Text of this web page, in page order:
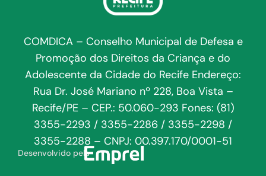
COMDICA – Conselho Municipal de Defesa e
Promoção dos Direitos da Criança e do
Adolescente da Cidade do Recife Endereço:
Rua Dr. José Mariano nº 228, Boa Vista –
Recife/PE – CEP.: 50.060-293 Fones: (81)
3355-2293 / 3355-2286 / 3355-2298 /
3355-2288 – CNPJ: 00.397.170/0001-51
Desenvolvido pela